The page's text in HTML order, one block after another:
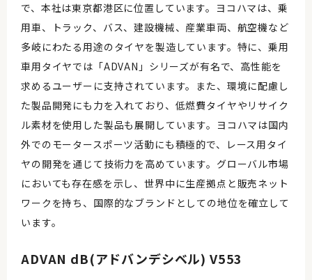
で、本社は東京都港区に位置しています。ヨコハマは、乗
用車、トラック、バス、建設機械、産業車両、航空機など
多岐にわたる用途のタイヤを製造しています。特に、乗用
車用タイヤでは「ADVAN」シリーズが有名で、高性能を
求めるユーザーに支持されています。また、環境に配慮し
た製品開発にも力を入れており、低燃費タイヤやリサイク
ル素材を使用した製品も展開しています。ヨコハマは国内
外でのモータースポーツ活動にも積極的で、レース用タイ
ヤの開発を通じて技術力を高めています。グローバル市場
においても存在感を示し、世界中に生産拠点と販売ネット
ワークを持ち、国際的なブランドとしての地位を確立して
います。
ADVAN dB(アドバンデシベル) V553